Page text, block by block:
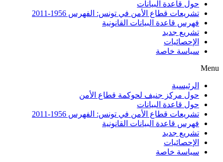
حول قاعدة البيانات
تشريعات قطاع الأمن في تونس: الفهرس 1956-2011
فهرس قاعدة البيانات القانونية
تشريع جديد
الإحصائيات
سياسة خاصة
Menu
الرئيسية
حول مركز جنيف لحوكمة قطاع الأمن
حول قاعدة البيانات
تشريعات قطاع الأمن في تونس: الفهرس 1956-2011
فهرس قاعدة البيانات القانونية
تشريع جديد
الإحصائيات
سياسة خاصة